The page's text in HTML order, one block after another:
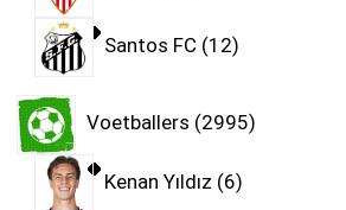
Santos FC 12
Voetballers 2995
Kenan Yıldız 6